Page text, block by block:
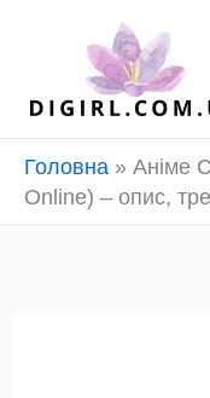
Головна » Аніме
Online) – опис,